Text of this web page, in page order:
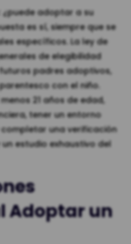
¿puede adoptar a su
es sí, siempre que se
específicos. La ley de
de elegibilidad
padres adoptivos,
con el niño.
21 años de edad,
tener un entorno
una verificación
estudio exhaustivo del
Adoptar un